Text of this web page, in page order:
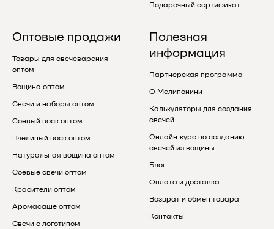
Подарочный сертификат
Оптовые продажи
Товары для свечеварения
оптом
Вощина оптом
Свечи и наборы оптом
Соевый воск оптом
Пчелиный воск оптом
Натуральная вощина оптом
Соевые свечи оптом
Красители оптом
Аромасаше оптом
Свечи с логотипом
Полезная
информация
Партнерская программа
О Мелипонини
Калькуляторы для создания
свечей
Онлайн-курс по созданию
свечей из вощины
Блог
Оплата и доставка
Возврат и обмен товара
Контакты